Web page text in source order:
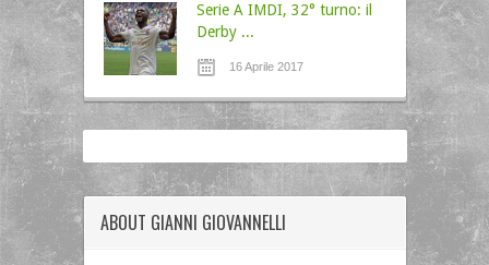
Serie A IMDI, 32° turno: il
Derby ...
16 Aprile 2017
ABOUT GIANNI GIOVANNELLI